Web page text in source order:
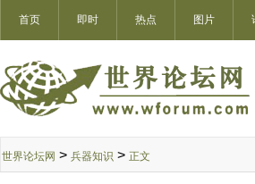
首页 即时 热点 图片
世界论坛网 > 兵器知识 > 正文